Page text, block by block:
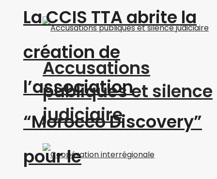
Accusations
publiques et silence
judiciaire
La CCIS TTA abrite la
création de
l’association
“Morocco Discovery”
pour le